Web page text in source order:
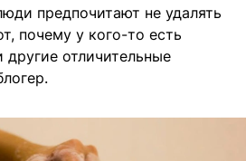
предпочитают не удалять
почему у кого-то есть
другие отличительные